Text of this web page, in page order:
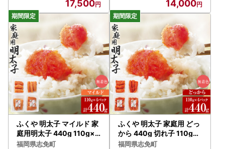
17,500 14,000
ふくや 明太子 マイルド 家
庭用明太子 440g 110g×4
パック 小分け 切れ子
福岡県志免町
ふくや 明太子 家庭用 どっ
から 440g 切れ子 110g×4
パック
福岡県志免町